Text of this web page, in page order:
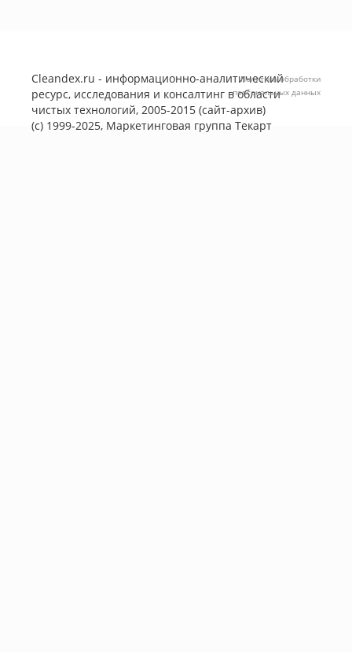
Cleandex.ru - информационно-аналитический
ресурс, исследования и консалтинг в области
чистых технологий, 2005-2015 (сайт-архив)
(с) 1999-2025, Маркетинговая группа Текарт
Политика обработки
персональных данных